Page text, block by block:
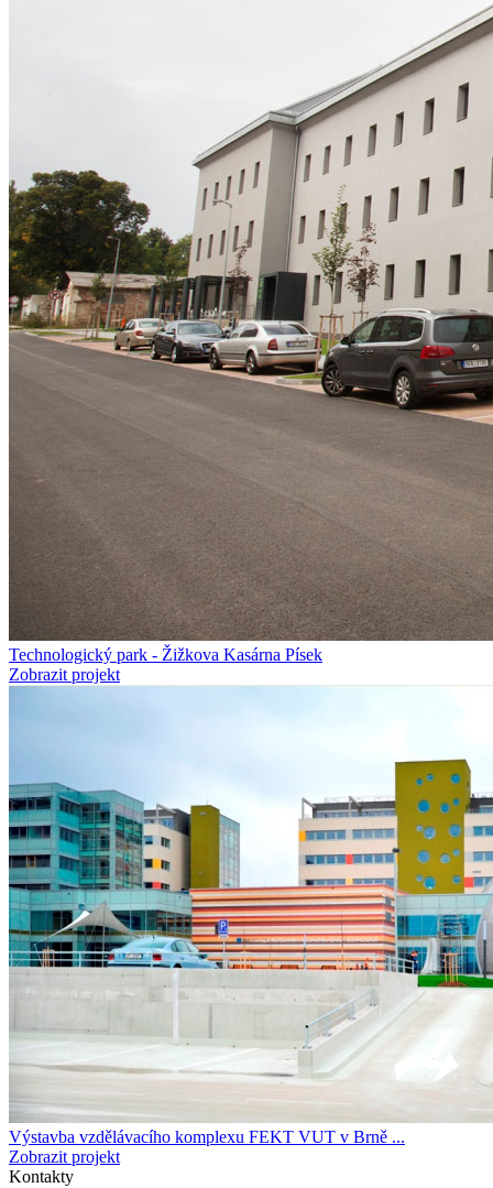
Technologický park - Žižkova Kasárna Písek
Zobrazit projekt
Výstavba vzdělávacího komplexu FEKT VUT v Brně ...
Zobrazit projekt
Kontakty